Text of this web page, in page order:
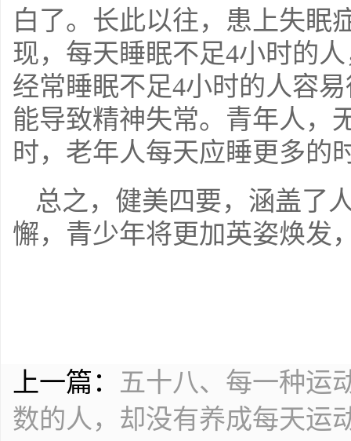
白了。长此以往，患上失眠
现，每天睡眠不足4小时的
经常睡眠不足4小时的人容
能导致精神失常。青年人，
时，老年人每天应睡更多的
总之，健美四要，涵盖了
懈，青少年将更加英姿焕发
上一篇： 五十八、每一种运
数的人，却没有养成每天运